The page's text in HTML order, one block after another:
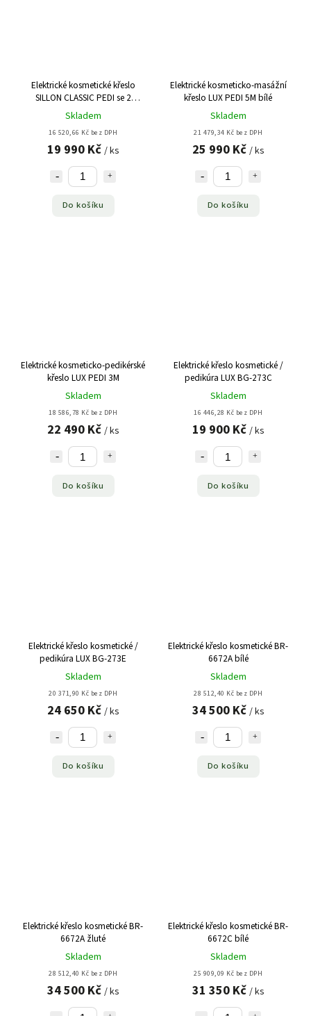
Elektrické kosmetické křeslo
SILLON CLASSIC PEDI se 2
motory - šedé
Skladem
16 520,66 Kč bez DPH
19 990 Kč / ks
Do košíku
Elektrické kosmeticko-masážní
křeslo LUX PEDI 5M bílé
Skladem
21 479,34 Kč bez DPH
25 990 Kč / ks
Do košíku
Elektrické kosmeticko-pedikérské
křeslo LUX PEDI 3M
Skladem
18 586,78 Kč bez DPH
22 490 Kč / ks
Do košíku
Elektrické křeslo kosmetické /
pedikúra LUX BG-273C
Skladem
16 446,28 Kč bez DPH
19 900 Kč / ks
Do košíku
Elektrické křeslo kosmetické /
pedikúra LUX BG-273E
Skladem
20 371,90 Kč bez DPH
24 650 Kč / ks
Do košíku
Elektrické křeslo kosmetické BR-
6672A bílé
Skladem
28 512,40 Kč bez DPH
34 500 Kč / ks
Do košíku
Elektrické křeslo kosmetické BR-
6672A žluté
Skladem
28 512,40 Kč bez DPH
34 500 Kč / ks
Elektrické křeslo kosmetické BR-
6672C bílé
Skladem
25 909,09 Kč bez DPH
31 350 Kč / ks